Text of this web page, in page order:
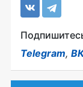
Telegram,